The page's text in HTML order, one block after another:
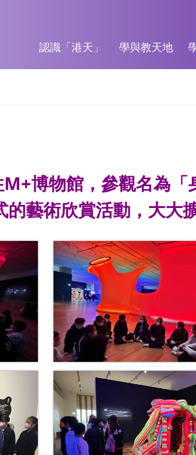
認識「港天」 學與教天地
博物館，參觀名為
藝術欣賞活動，大大